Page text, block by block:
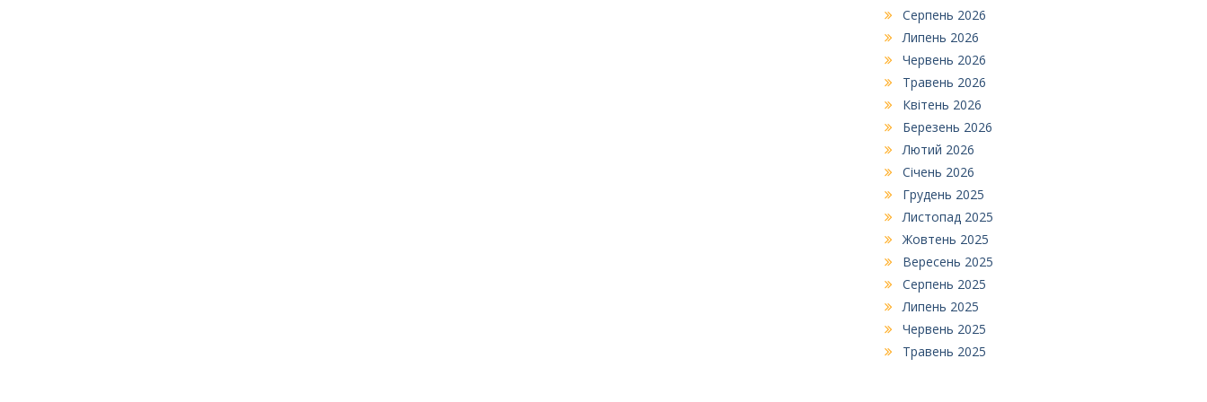
Серпень 2026
Липень 2026
Червень 2026
Травень 2026
Квітень 2026
Березень 2026
Лютий 2026
Січень 2026
Грудень 2025
Листопад 2025
Жовтень 2025
Вересень 2025
Серпень 2025
Липень 2025
Червень 2025
Травень 2025